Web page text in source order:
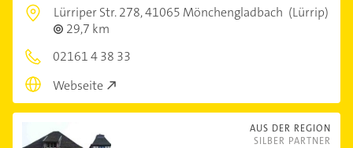
Lürriper Str. 278,41065 Mönchengladbach (Lürrip)
29,7 km
02161 4 38 33
Webseite
AUS DER REGION
SILBER PARTNER